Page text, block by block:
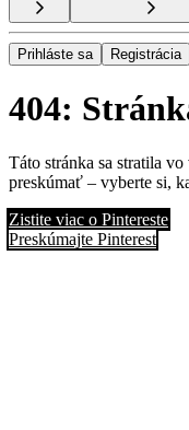
Prihláste sa Registrácia
404:
Táto stránka sa stratila
preskúmať – vyberte si,
Zistite viac o Pintereste
Preskúmajte Pinterest